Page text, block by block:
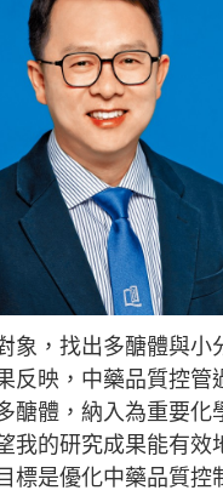
象，找出多醣體與小
反映，中藥品質控管
醣體，納入為重要化
我的研究成果能有效
標是優化中藥品質控